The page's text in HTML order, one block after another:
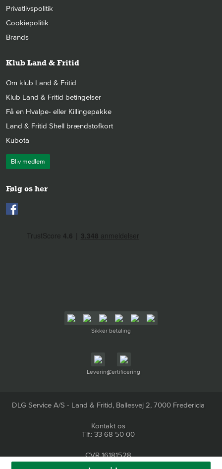
Privatlivspolitik
Cookiepolitik
Brands
Klub Land & Fritid
Om klub Land & Fritid
Klub Land & Fritid betingelser
Få en Hvalpe- eller Killingepakke
Land & Fritid Shell brændstofkort
Kubota
Bliv medlem
Følg os her
Sikker betaling
LeveringCertificering
DLG Service A/S - Land & Fritid, Ballesvej 2, 7000 Fredericia
Kontakt os
Tlf.: 33 68 50 00
CVR 16181528